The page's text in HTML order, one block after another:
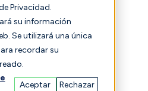
Privacidad.
su información
Se utilizará una única
recordar su
Aceptar Rechazar